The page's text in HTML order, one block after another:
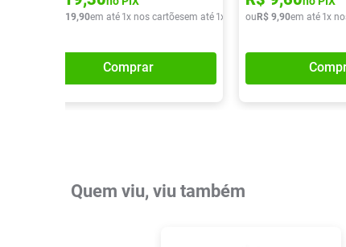
19,90em até 1x nos cartõesem até 1x de R$ 19,90
Comprar
ou R$ 9,90em até 1x
Quem viu, viu também